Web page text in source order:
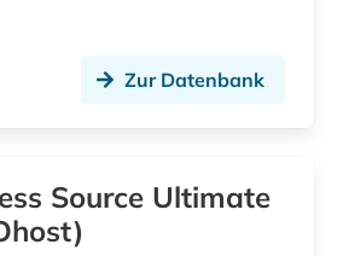
Zur Datenbank
Source Ultimate